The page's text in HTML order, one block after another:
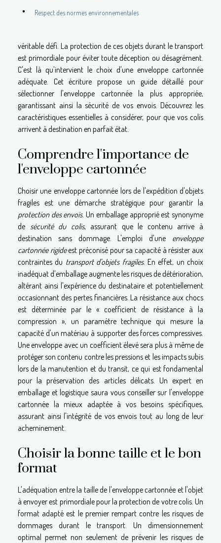
Respect des normes environnementales
véritable défi. La protection de ces objets durant le transport
est primordiale pour éviter toute déception ou désagrément.
C'est là qu'intervient le choix d'une enveloppe cartonnée
adéquate. Cet écriture propose un guide détaillé pour
sélectionner l'enveloppe cartonnée la plus appropriée,
garantissant ainsi la sécurité de vos envois. Découvrez les
caractéristiques essentielles à considérer, pour que vos colis
arrivent à destination en parfait état.
Comprendre l'importance de
l'enveloppe cartonnée
Choisir une enveloppe cartonnée lors de l'expédition d'objets
fragiles est une démarche stratégique pour garantir la
protection des envois. Un emballage approprié est synonyme
de sécurité du colis, assurant que le contenu arrive à
destination sans dommage. L'emploi d'une enveloppe
cartonnée rigideest préconisé pour sa capacité à résister aux
contraintes du transport d'objets fragiles. En effet, un choix
inadéquat d'emballage augmente les risques de détérioration,
altérant ainsi l'expérience du destinataire et potentiellement
occasionnant des pertes financières. La résistance aux chocs
est déterminée par le « coefficient de résistance à la
compression », un paramètre technique qui mesure la
capacité d'un matériau à supporter des forces compressives.
Une enveloppe avec un coefficient élevé sera plus à même de
protéger son contenu contre les pressions et les impacts subis
lors de la manutention et du transit, ce qui est fondamental
pour la préservation des articles délicats. Un expert en
emballage et logistique saura vous conseiller sur l'enveloppe
cartonnée la mieux adaptée à vos besoins spécifiques,
assurant ainsi l'intégrité de vos envois tout au long de leur
acheminement.
Choisir la bonne taille et le bon
format
L'adéquation entre la taille de l'enveloppe cartonnée et l'objet
à envoyer est primordiale pour la protection de votre colis. Un
format adapté est le premier rempart contre les risques de
dommages durant le transport. Un dimensionnement
optimal permet non seulement de prévenir les risques de